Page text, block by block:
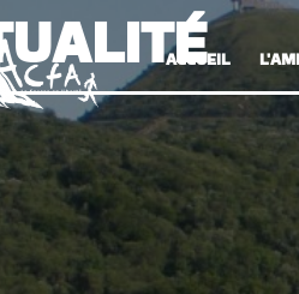
ACCUEIL